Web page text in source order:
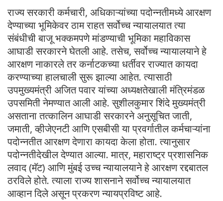
राज्य सरकारी कर्मचारी, अधिकाऱ्यांच्या पदोन्नतीमध्ये आरक्षण
देण्याच्या भूमिकेवर ठाम राहत सर्वोच्च न्यायालयात त्या
संबंधीची बाजू भक्कमपणे मांडण्याची भूमिका महाविकास
आघाडी सरकारने घेतली आहे. तसेच, सर्वोच्च न्यायालयाने हे
आरक्षण नाकारले तर कर्नाटकच्या धर्तीवर राज्यात कायदा
करण्याच्या हालचाली सुरू झाल्या आहेत. त्यासाठी
उपमुख्यमंत्री अजित पवार यांच्या अध्यक्षतेखाली मंत्रिमंडळ
उपसमिती नेमण्यात आली आहे. सुशीलकुमार शिंदे मुख्यमंत्री
असताना तत्कालिन आघाडी सरकारने अनुसूचित जाती,
जमाती, व्हीजेएनटी आणि एसबीसी या प्रवर्गातील कर्मचाऱ्यांना
पदोन्नतीत आरक्षण देणारा कायदा केला होता. त्यानुसार
पदोन्नतीदेखील देण्यात आल्या. मात्र, महाराष्ट्र प्रशासनिक
लवाद (मॅट) आणि मुंबई उच्च न्यायालयाने हे आरक्षण रद्दबातल
ठरविले होते. त्याला राज्य शासनाने सर्वोच्च न्यायालयात
आव्हान दिले असून प्रकरण न्यायप्रविष्ट आहे.